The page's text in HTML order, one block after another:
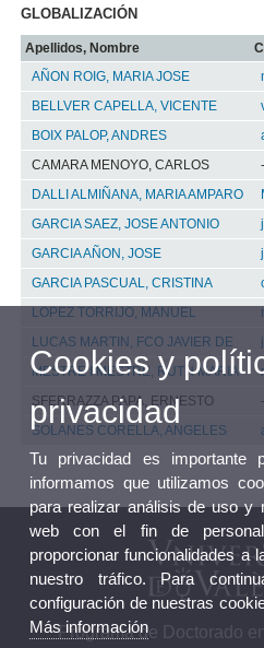
GLOBALIZACIÓN
Apellidos, Nombre
AÑON ROIG, MARIA JOSE
BELLVER CAPELLA, VICENTE
BOIX PALOP, ANDRES
CAMARA MENOYO, CARLOS
-
DALLI ALMIÑANA, MARIA AMPARO
GARCIA SAEZ, JOSE ANTONIO
GARCIA AÑON, JOSE
GARCIA PASCUAL, CRISTINA
LOPEZ TORRIJO, MANUEL
LUCAS MARTIN, FCO JAVIER DE
MESTRE I MESTRE, RUTH MARIA
SFERRAZZA PAPA, ERNESTO
-
SOLANES CORELLA, ANGELES
Programa de Doctorado
Cookies y
privacidad
Tu privacidad es importante
informamos que utilizamos
para realizar análisis de uso y
web con el fin de
proporcionar funcionalidades a
nuestro tráfico. Para
configuración de nuestras
Más información